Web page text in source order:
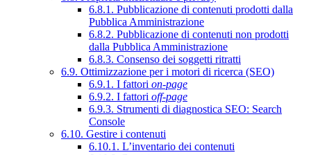
6.8.1. Pubblicazione di contenuti prodotti dalla
Pubblica Amministrazione
6.8.2. Pubblicazione di contenuti non prodotti
dalla Pubblica Amministrazione
6.8.3. Consenso dei soggetti ritratti
6.9. Ottimizzazione per i motori di ricerca (SEO)
6.9.1. I fattori on-page
6.9.2. I fattori off-page
6.9.3. Strumenti di diagnostica SEO: Search
Console
6.10. Gestire i contenuti
6.10.1. L’inventario dei contenuti